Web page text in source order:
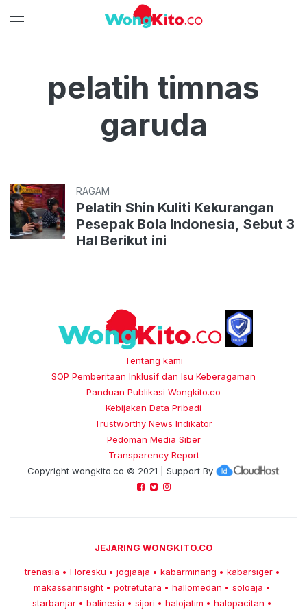
pelatih timnas
garuda
RAGAM
Pelatih Shin Kuliti Kekurangan
Pesepak Bola Indonesia, Sebut 3
Hal Berikut ini
Tentang kami
SOP Pemberitaan Inklusif dan Isu Keberagaman
Panduan Publikasi Wongkito.co
Kebijakan Data Pribadi
Trustworthy News Indikator
Pedoman Media Siber
Transparency Report
Copyright wongkito.co © 2021 | Support By
JEJARING WONGKITO.CO
trenasia • Floresku • jogjaaja • kabarminang • kabarsiger •
makassarinsight • potretutara • hallomedan • soloaja •
starbanjar • balinesia • sijori • halojatim • halopacitan •